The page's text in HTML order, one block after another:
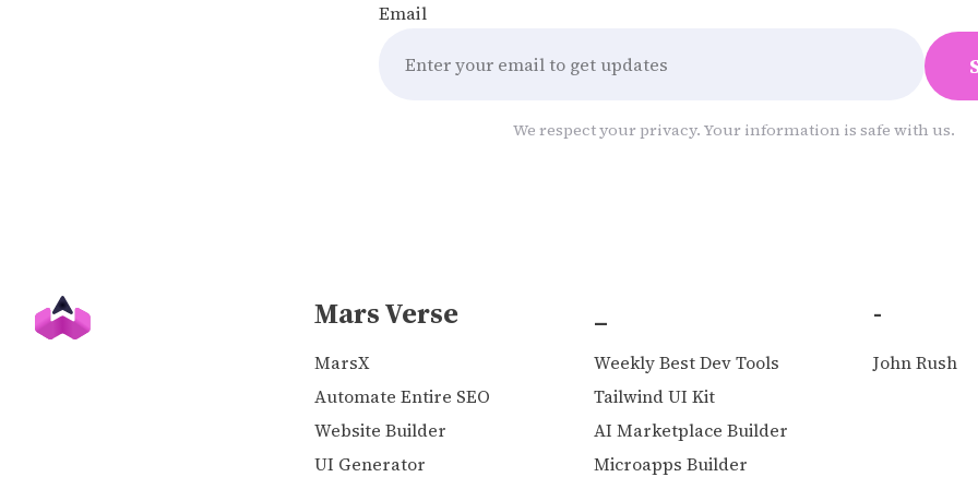
Email
We respect your privacy. Your information is safe with us.
Mars Verse
MarsX
Automate Entire SEO
Website Builder
UI Generator
_
Weekly Best Dev Tools
Tailwind UI Kit
AI Marketplace Builder
Microapps Builder
-
John Rush